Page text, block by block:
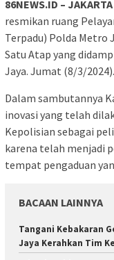
86NEWS.ID – JAKARTA
resmikan ruang
Terpadu) Polda Metro
Satu Atap yang
Jaya. Jumat (8/3/2024).
Dalam sambutannya
inovasi yang telah
Kepolisian sebagai
karena telah menjadi
tempat pengaduan
BACAAN LAINNYA
Tangani Kebakaran
Jaya Kerahkan Tim